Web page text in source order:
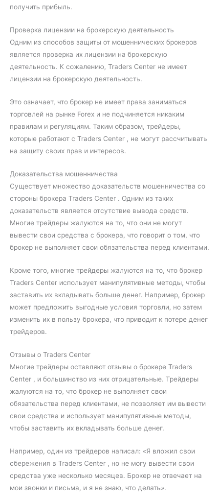
получить прибыль.
Проверка лицензии на брокерскую деятельность
Одним из способов защиты от мошеннических брокеров
является проверка их лицензии на брокерскую
деятельность. К сожалению, Traders Center не имеет
лицензии на брокерскую деятельность.
Это означает, что брокер не имеет права заниматься
торговлей на рынке Forex и не подчиняется никаким
правилам и регуляциям. Таким образом, трейдеры,
которые работают с Traders Center , не могут рассчитывать
на защиту своих прав и интересов.
Доказательства мошенничества
Существует множество доказательств мошенничества со
стороны брокера Traders Center . Одним из таких
доказательств является отсутствие вывода средств.
Многие трейдеры жалуются на то, что они не могут
вывести свои средства с брокера, что говорит о том, что
брокер не выполняет свои обязательства перед клиентами.
Кроме того, многие трейдеры жалуются на то, что брокер
Traders Center использует манипулятивные методы, чтобы
заставить их вкладывать больше денег. Например, брокер
может предложить выгодные условия торговли, но затем
изменить их в пользу брокера, что приводит к потере денег
трейдеров.
Отзывы о Traders Center
Многие трейдеры оставляют отзывы о брокере Traders
Center , и большинство из них отрицательные. Трейдеры
жалуются на то, что брокер не выполняет свои
обязательства перед клиентами, не позволяет им вывести
свои средства и использует манипулятивные методы,
чтобы заставить их вкладывать больше денег.
Например, один из трейдеров написал: «Я вложил свои
сбережения в Traders Center , но не могу вывести свои
средства уже несколько месяцев. Брокер не отвечает на
мои звонки и письма, и я не знаю, что делать».